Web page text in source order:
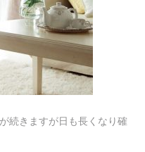
続きますが日も長くなり確